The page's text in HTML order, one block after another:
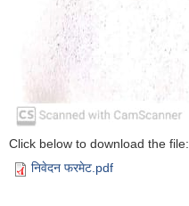
Click below to download the file:
निवेदन फरमेट.pdf